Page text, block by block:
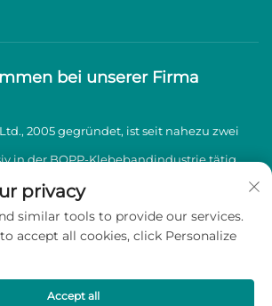
bei unserer Firma
Ltd., 2005 gegründet, ist seit nahezu zwei
in der BOPP-Klebebandindustrie tätig
die Herstellung und den Vertrieb von
Klebebändern.
- Datenschutzrichtlinie
privacy
similar tools to provide our services.
accept all cookies, click Personalize
Accept all